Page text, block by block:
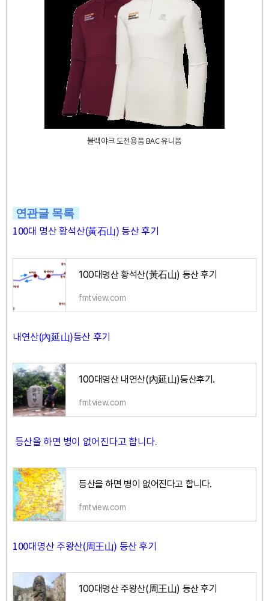
블랙야크 도전용품 BAC 유니폼
연관글목록
100대 명산 황석산(黃石山) 등산 후기
100대명산 황석산(黃石山) 등산 후기
fmtview.com
내연산(內延山)등산 후기
100대명산 내연산(內延山)등산후기.
fmtview.com
등산을 하면 병이 없어진다고 합니다.
등산을 하면 병이 없어진다고 합니다.
fmtview.com
100대명산 주왕산(周王山) 등산 후기
100대명산 주왕산(周王山) 등산 후기